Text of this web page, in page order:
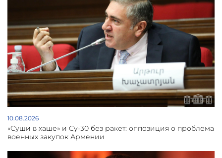
10.08.2026
«Суши в хаше» и Су-30 без ракет: оппозиция о проблема
военных закупок Армении